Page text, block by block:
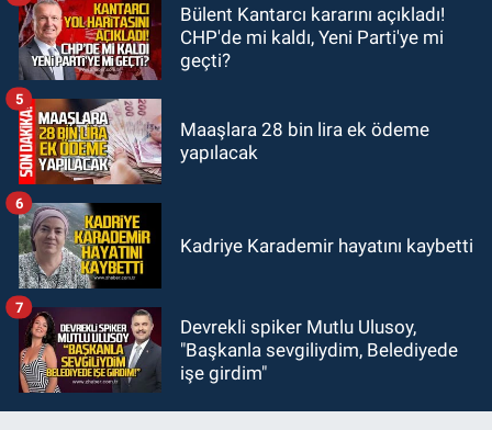
Bülent Kantarcı kararını açıkladı!
CHP'de mi kaldı, Yeni Parti'ye mi
geçti?
Maaşlara 28 bin lira ek ödeme
yapılacak
5
Kadriye Karademir hayatını kaybetti
6
Devrekli spiker Mutlu Ulusoy,
"Başkanla sevgiliydim, Belediyede
işe girdim"
7